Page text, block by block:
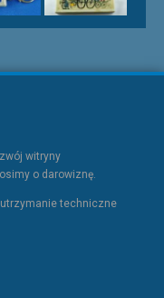
witryny
o darowiznę.
techniczne